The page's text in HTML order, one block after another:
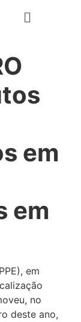
em
em
em
no
deste ano,